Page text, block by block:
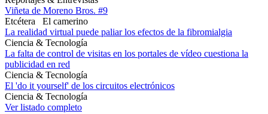
Viñeta de Moreno Bros. #9
Etcétera
El camerino
La realidad virtual puede paliar los efectos de la fibromialgia
Ciencia & Tecnología
La falta de control de visitas en los portales de vídeo cuestiona la
publicidad en red
Ciencia & Tecnología
El 'do it yourself' de los circuitos electrónicos
Ciencia & Tecnología
Ver listado completo